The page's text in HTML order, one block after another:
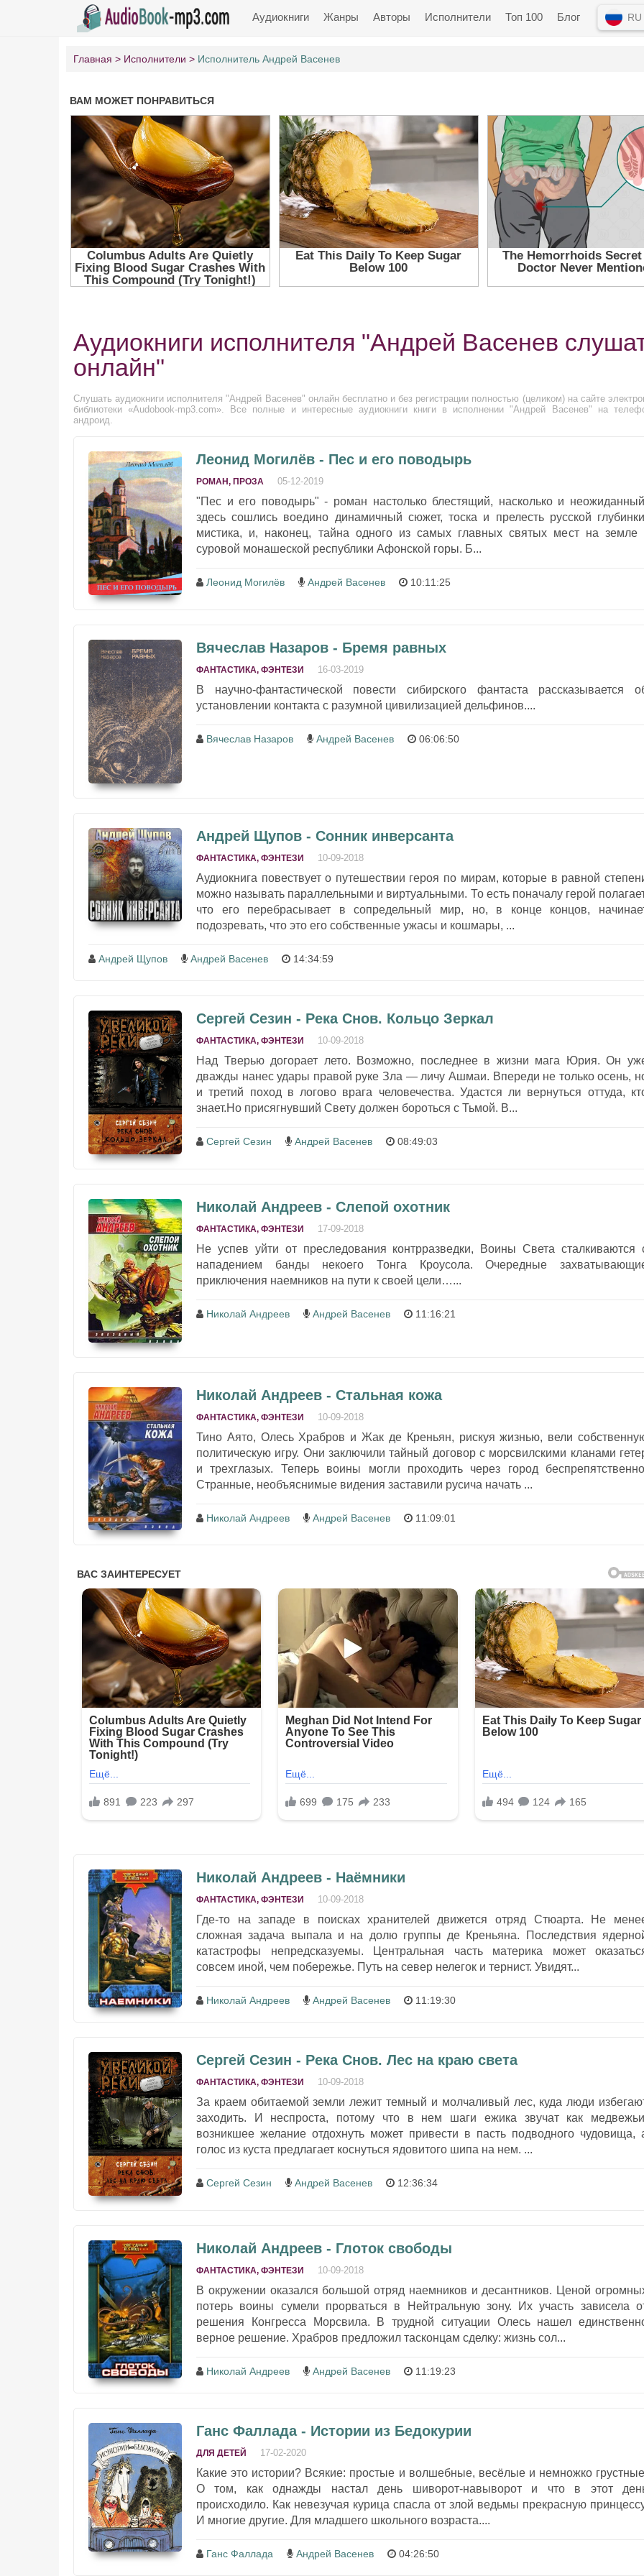
Аудиокниги Жанры Авторы Исполнители Топ 100 Блог RU
Главная Исполнители Исполнитель Андрей Васенев
Аудиокниги исполнителя "Андрей Васенев
онлайн"
Слушать аудиокниги исполнителя "Андрей Васенев" онлайн бесплатно и без регистрации полностью (целиком) на сайте
библиотеки «Audobook-mp3.com». Все полные и интересные аудиокниги книги в исполнении "Андрей Васенев" на
андроид.
Леонид Могилёв - Пес и его поводырь
РОМАН, ПРОЗА 05-12-2019
"Пес и его поводырь" - роман настолько блестящий, насколько и
здесь сошлись воедино динамичный сюжет, тоска и прелесть русской
мистика, и, наконец, тайна одного из самых главных святых мест на земле
суровой монашеской республики Афонской горы. Б...
Леонид Могилёв Андрей Васенев 10:11:25
Вячеслав Назаров - Бремя равных
ФАНТАСТИКА, ФЭНТЕЗИ 16-03-2019
В научно-фантастической повести сибирского фантаста рассказывается
установлении контакта с разумной цивилизацией дельфинов....
Вячеслав Назаров Андрей Васенев 06:06:50
Андрей Щупов - Сонник инверсанта
ФАНТАСТИКА, ФЭНТЕЗИ 10-09-2018
Аудиокнига повествует о путешествии героя по мирам, которые в равной
можно называть параллельными и виртуальными. То есть поначалу герой
что его перебрасывает в сопредельный мир, но, в конце концов,
подозревать, что это его собственные ужасы и кошмары, ...
Андрей Щупов Андрей Васенев 14:34:59
Сергей Сезин - Река Снов. Кольцо Зеркал
ФАНТАСТИКА, ФЭНТЕЗИ 10-09-2018
Над Тверью догорает лето. Возможно, последнее в жизни мага Юрия. Он
дважды нанес удары правой руке Зла — личу Ашмаи. Впереди не только осень,
и третий поход в логово врага человечества. Удастся ли вернуться оттуда,
знает.Но присягнувший Свету должен бороться с Тьмой. В...
Сергей Сезин Андрей Васенев 08:49:03
Николай Андреев - Слепой охотник
ФАНТАСТИКА, ФЭНТЕЗИ 17-09-2018
Не успев уйти от преследования контрразведки, Воины Света сталкиваются
нападением банды некоего Тонга Кроусола. Очередные
приключения наемников на пути к своей цели…...
Николай Андреев Андрей Васенев 11:16:21
Николай Андреев - Стальная кожа
ФАНТАСТИКА, ФЭНТЕЗИ 10-09-2018
Тино Аято, Олесь Храбров и Жак де Креньян, рискуя жизнью, вели
политическую игру. Они заключили тайный договор с морсвилскими кланами
и трехглазых. Теперь воины могли проходить через город
Странные, необъяснимые видения заставили русича начать ...
Николай Андреев Андрей Васенев 11:09:01
Николай Андреев - Наёмники
ФАНТАСТИКА, ФЭНТЕЗИ 10-09-2018
Где-то на западе в поисках хранителей движется отряд Стюарта. Не
сложная задача выпала и на долю группы де Креньяна. Последствия
катастрофы непредсказуемы. Центральная часть материка может
совсем иной, чем побережье. Путь на север нелегок и тернист. Увидят...
Николай Андреев Андрей Васенев 11:19:30
Сергей Сезин - Река Снов. Лес на краю света
ФАНТАСТИКА, ФЭНТЕЗИ 10-09-2018
За краем обитаемой земли лежит темный и молчаливый лес, куда люди
заходить. И неспроста, потому что в нем шаги ежика звучат как
возникшее желание отдохнуть может привести в пасть подводного чудовища,
голос из куста предлагает коснуться ядовитого шипа на нем. ...
Сергей Сезин Андрей Васенев 12:36:34
Николай Андреев - Глоток свободы
ФАНТАСТИКА, ФЭНТЕЗИ 10-09-2018
В окружении оказался большой отряд наемников и десантников. Ценой
потерь воины сумели прорваться в Нейтральную зону. Их участь зависела
решения Конгресса Морсвила. В трудной ситуации Олесь нашел
верное решение. Храбров предложил тасконцам сделку: жизнь сол...
Николай Андреев Андрей Васенев 11:19:23
Ганс Фаллада - Истории из Бедокурии
ДЛЯ ДЕТЕЙ 17-02-2020
Какие это истории? Всякие: простые и волшебные, весёлые и немножко
О том, как однажды настал день шиворот-навыворот и что в этот
происходило. Как невезучая курица спасла от злой ведьмы прекрасную
И многие другие. Для младшего школьного возраста....
Ганс Фаллада Андрей Васенев 04:26:50